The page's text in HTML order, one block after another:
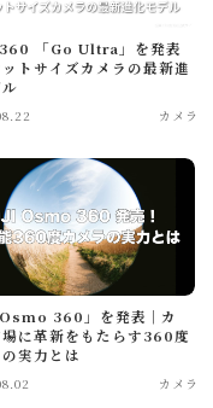
「Go Ultra」を発表
ットサイズカメラの最新進
カメラ
360」を発表｜カ
場に革新をもたらす360度
実力とは
カメラ